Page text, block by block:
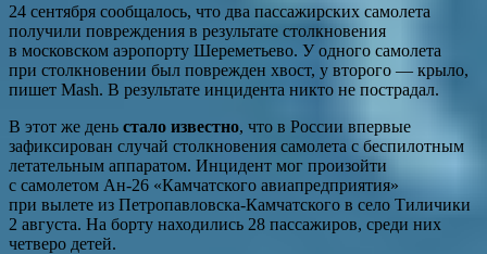
24 сентября сообщалось, что два пассажирских самолета
получили повреждения в результате столкновения
в московском аэропорту Шереметьево. У одного самолета
при столкновении был поврежден хвост, у второго — крыло,
пишет Mash. В результате инцидента никто не пострадал.
В этот же день стало известно, что в России впервые
зафиксирован случай столкновения самолета с беспилотным
летательным аппаратом. Инцидент мог произойти
с самолетом Ан-26 «Камчатского авиапредприятия»
при вылете из Петропавловска-Камчатского в село Тиличики
2 августа. На борту находились 28 пассажиров, среди них
четверо детей.